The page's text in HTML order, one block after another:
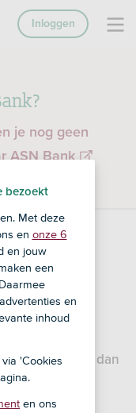
je nog geen
ASN Bank
Inloggen
om de
RegioBank
al gestart dan
bezoekt
Met deze
en onze 6
en jouw
een
en
inhoud
'Cookies
en ons